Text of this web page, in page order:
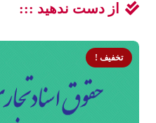
از دست ندهید :::
تخفیف !